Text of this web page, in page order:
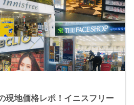
現地価格レポ！イニスフリー